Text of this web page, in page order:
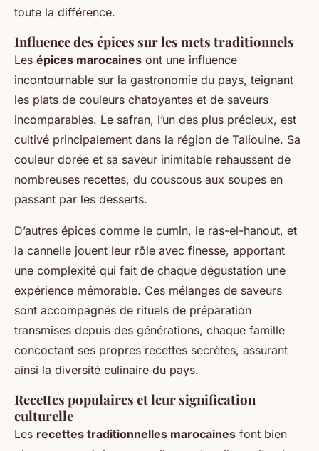
toute la différence.
Influence des épices sur les mets traditionnels
Les épices marocaines ont une influence
incontournable sur la gastronomie du pays, teignant
les plats de couleurs chatoyantes et de saveurs
incomparables. Le safran, l’un des plus précieux, est
cultivé principalement dans la région de Taliouine. Sa
couleur dorée et sa saveur inimitable rehaussent de
nombreuses recettes, du couscous aux soupes en
passant par les desserts.
D’autres épices comme le cumin, le ras-el-hanout, et
la cannelle jouent leur rôle avec finesse, apportant
une complexité qui fait de chaque dégustation une
expérience mémorable. Ces mélanges de saveurs
sont accompagnés de rituels de préparation
transmises depuis des générations, chaque famille
concoctant ses propres recettes secrètes, assurant
ainsi la diversité culinaire du pays.
Recettes populaires et leur signification
culturelle
Les recettes traditionnelles marocaines font bien